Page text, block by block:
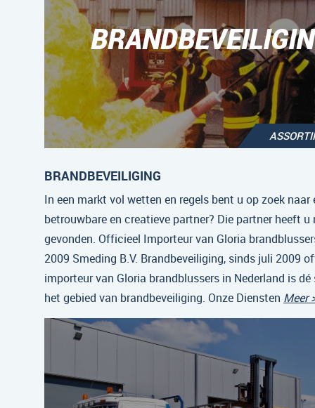
BRANDBEVEILIGING
In een markt vol wetten en regels bent u op zoek naar
betrouwbare en creatieve partner? Die partner heeft u
gevonden. Officieel Importeur van Gloria
2009 Smeding B.V. Brandbeveiliging, sinds juli 2009
importeur van Gloria brandblussers in Nederland is
het gebied van brandbeveiliging. Onze Diensten Meer